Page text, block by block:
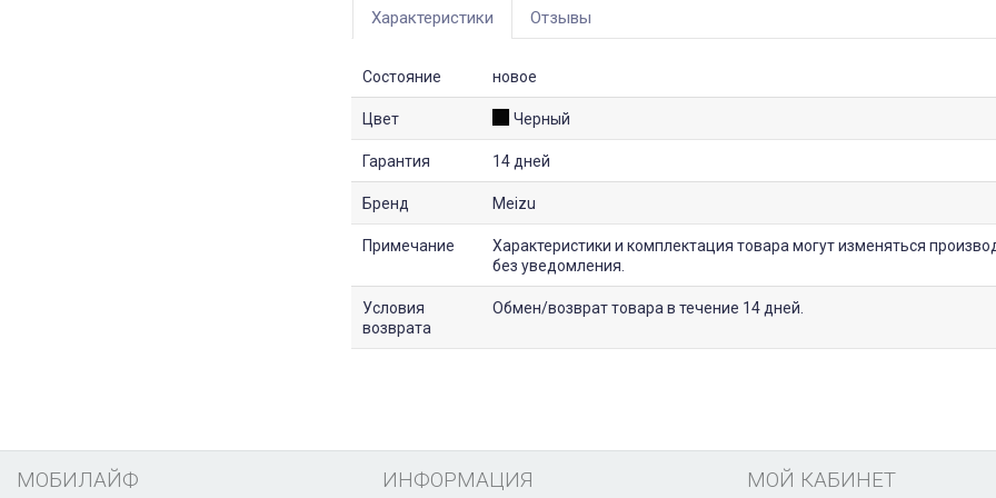
Характеристики Отзывы
Состояние новое
Цвет Черный
Гарантия 14 дней
Бренд Meizu
Примечание
Характеристики и комплектация товара могут изменяться
без уведомления.
Условия
возврата
Обмен/возврат товара в течение 14 дней.
МОБИЛАЙФ ИНФОРМАЦИЯ МОЙ КАБИНЕТ